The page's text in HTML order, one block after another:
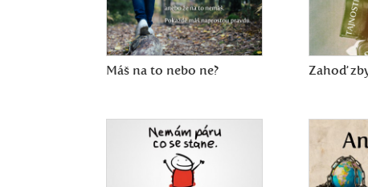
Máš na to nebo ne? Zahoď